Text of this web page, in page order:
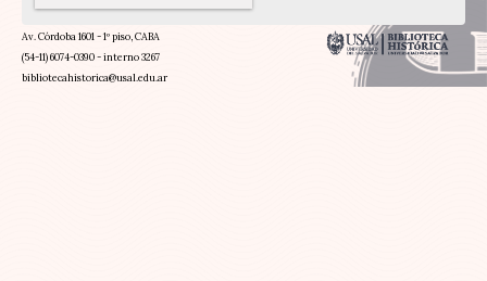
Av. Córdoba 1601 - 1º piso, CABA
(54-11) 6074-0390 - interno 3267
bibliotecahistorica@usal.edu.ar